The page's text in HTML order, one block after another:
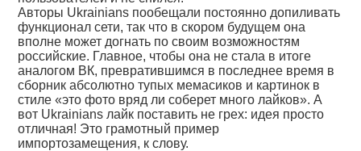
Авторы Ukrainians пообещали постоянно допиливать
функционал сети, так что в скором будущем она
вполне может догнать по своим возможностям
российские. Главное, чтобы она не стала в итоге
аналогом ВК, превратившимся в последнее время в
сборник абсолютно тупых мемасиков и картинок в
стиле «это фото вряд ли соберет много лайков». А
вот Ukrainians лайк поставить не грех: идея просто
отличная! Это грамотный пример
импортозамещения, к слову.